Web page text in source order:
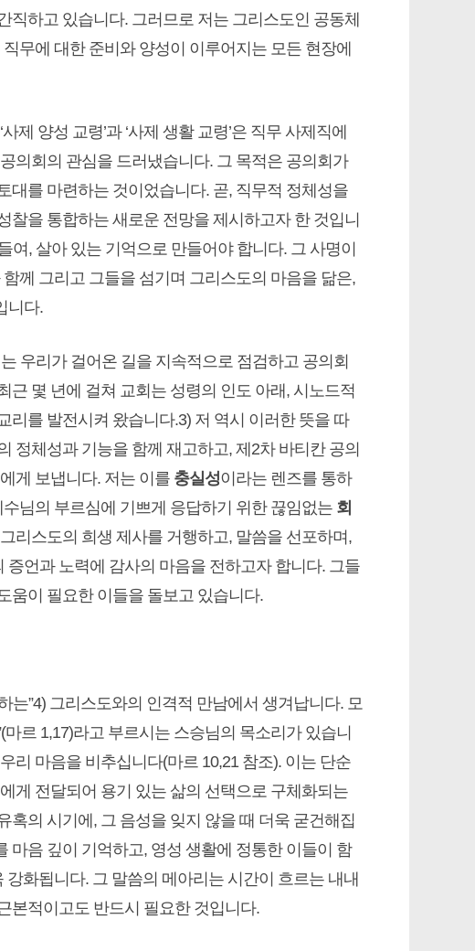
하고 있습니다. 그러므로 저는 그리스도인 공동체
무에 대한 준비와 양성이 이루어지는 모든 현장에
양성 교령’과 ‘사제 생활 교령’은 직무 사제직에
의회의 관심을 드러냈습니다. 그 목적은 공의회가
대를 마련하는 것이었습니다. 곧, 직무적 정체성을
을 통합하는 새로운 전망을 제시하고자 한 것입니
, 살아 있는 기억으로 만들어야 합니다. 그 사명이
께 그리고 그들을 섬기며 그리스도의 마음을 닮은,
니다.
우리가 걸어온 길을 지속적으로 점검하고 공의회
몇 년에 걸쳐 교회는 성령의 인도 아래, 시노드적
리를 발전시켜 왔습니다.3) 저 역시 이러한 뜻을 따
정체성과 기능을 함께 재고하고, 제2차 바티칸 공의
게 보냅니다. 저는 이를 충실성이라는 렌즈를 통하
님의 부르심에 기쁘게 응답하기 위한 끊임없는 회
리스도의 희생 제사를 거행하고, 말씀을 선포하며,
언과 노력에 감사의 마음을 전하고자 합니다. 그들
움이 필요한 이들을 돌보고 있습니다.
는”4) 그리스도와의 인격적 만남에서 생겨납니다. 모
르 1,17)라고 부르시는 스승님의 목소리가 있습니
리 마음을 비추십니다(마르 10,21 참조). 이는 단순
게 전달되어 용기 있는 삶의 선택으로 구체화되는
의 시기에, 그 음성을 잊지 않을 때 더욱 굳건해집
마음 깊이 기억하고, 영성 생활에 정통한 이들이 함
화됩니다. 그 말씀의 메아리는 시간이 흐르는 내내
본적이고도 반드시 필요한 것입니다.